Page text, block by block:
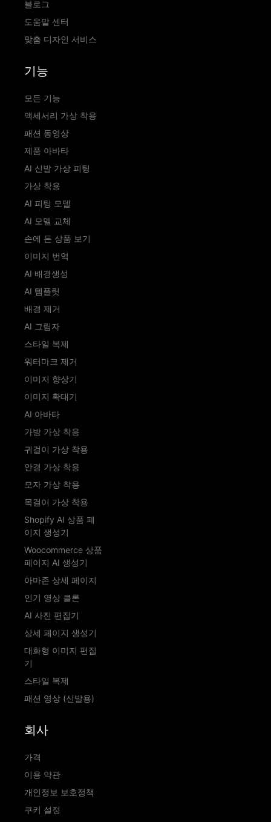
블로그
도움말 센터
맞춤 디자인 서비스
기능
모든 기능
액세서리 가상 착용
패션 동영상
제품 아바타
AI 신발 가상 피팅
가상 착용
AI 피팅 모델
AI 모델 교체
손에 든 상품 보기
이미지 번역
AI 배경생성
AI 템플릿
배경 제거
AI 그림자
스타일 복제
워터마크 제거
이미지 향상기
이미지 확대기
AI 아바타
가방 가상 착용
귀걸이 가상 착용
안경 가상 착용
모자 가상 착용
목걸이 가상 착용
Shopify AI 상품 페
이지 생성기
Woocommerce 상품
페이지 AI 생성기
아마존 상세 페이지
인기 영상 클론
AI 사진 편집기
상세 페이지 생성기
대화형 이미지 편집
기
스타일 복제
패션 영상 (신발용)
회사
가격
이용 약관
개인정보 보호정책
쿠키 설정